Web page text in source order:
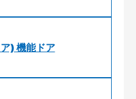
) 機能ドア